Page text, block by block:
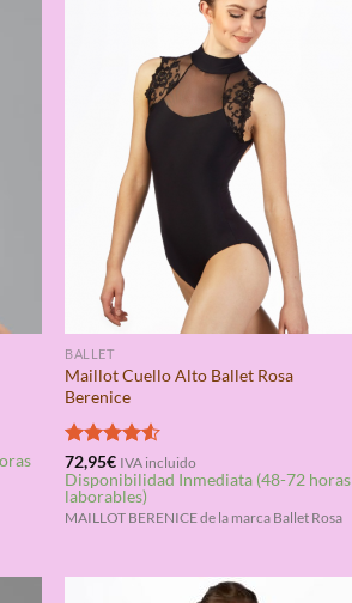
BALLET
Maillot Cuello Alto Ballet Rosa
Berenice
Valorado
con4.50
de 5
72,95€ IVA incluido
Disponibilidad Inmediata (48-72 horas
laborables)
MAILLOT BERENICE de la marca Ballet Rosa